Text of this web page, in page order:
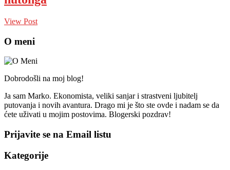
View Post
O meni
Dobrodošli na moj blog!
Ja sam Marko. Ekonomista, veliki sanjar i strastveni ljubitelj
putovanja i novih avantura. Drago mi je što ste ovde i nadam se da
ćete uživati u mojim postovima. Blogerski pozdrav!
Prijavite se na Email listu
Kategorije